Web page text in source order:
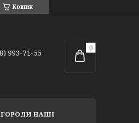
Кошик
993-71-55
НАШІ